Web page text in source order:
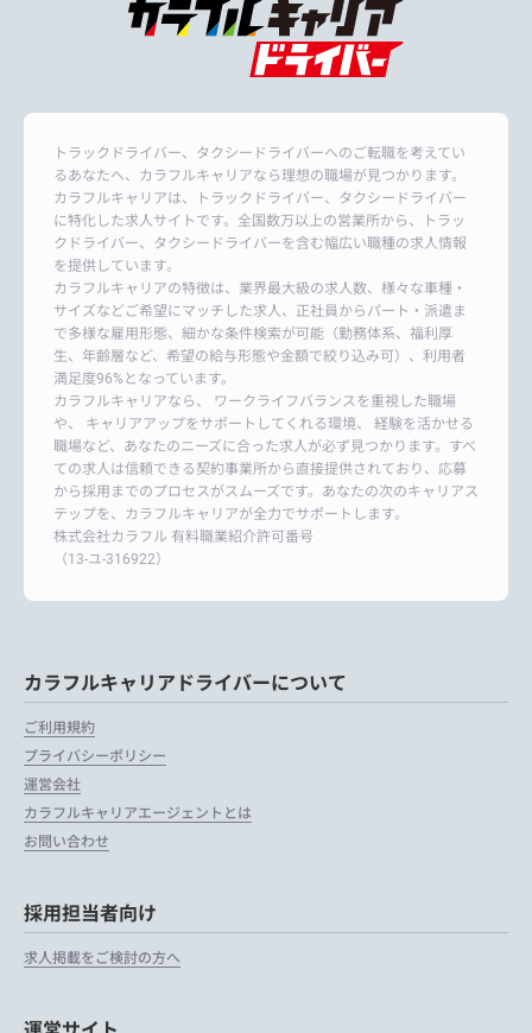
トラックドライバー、タクシードライバーへのご転職を考えてい
るあなたへ、カラフルキャリアなら理想の職場が見つかります。
カラフルキャリアは、トラックドライバー、タクシードライバー
に特化した求人サイトです。全国数万以上の営業所から、トラッ
クドライバー、タクシードライバーを含む幅広い職種の求人情報
を提供しています。
カラフルキャリアの特徴は、業界最大級の求人数、様々な車種・
サイズなどご希望にマッチした求人、正社員からパート・派遣ま
で多様な雇用形態、細かな条件検索が可能（勤務体系、福利厚
生、年齢層など、希望の給与形態や金額で絞り込み可）、利用者
満足度96%となっています。
カラフルキャリアなら、 ワークライフバランスを重視した職場
や、 キャリアアップをサポートしてくれる環境、 経験を活かせる
職場など、あなたのニーズに合った求人が必ず見つかります。すべ
ての求人は信頼できる契約事業所から直接提供されており、応募
から採用までのプロセスがスムーズです。あなたの次のキャリアス
テップを、カラフルキャリアが全力でサポートします。
株式会社カラフル 有料職業紹介許可番号
（13-ユ-316922）
カラフルキャリアドライバーについて
ご利用規約
プライバシーポリシー
運営会社
カラフルキャリアエージェントとは
お問い合わせ
採用担当者向け
求人掲載をご検討の方へ